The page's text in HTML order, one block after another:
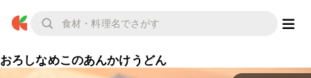
おろしなめこのあんかけうどん